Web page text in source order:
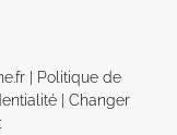
|
Politique de
| Changer